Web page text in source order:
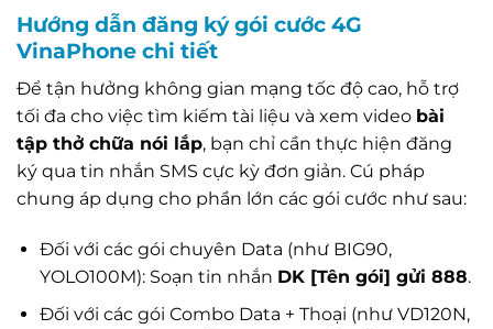
Hướng dẫn đăng ký gói cước 4G
VinaPhone chi tiết
Để tận hưởng không gian mạng tốc độ cao, hỗ trợ
tối đa cho việc tìm kiếm tài liệu và xem video bài
tập thở chữa nói lắp, bạn chỉ cần thực hiện đăng
ký qua tin nhắn SMS cực kỳ đơn giản. Cú pháp
chung áp dụng cho phần lớn các gói cước như sau:
Đối với các gói chuyên Data (như BIG90,
YOLO100M): Soạn tin nhắn DK [Tên gói] gửi 888.
Đối với các gói Combo Data + Thoại (như VD120N,